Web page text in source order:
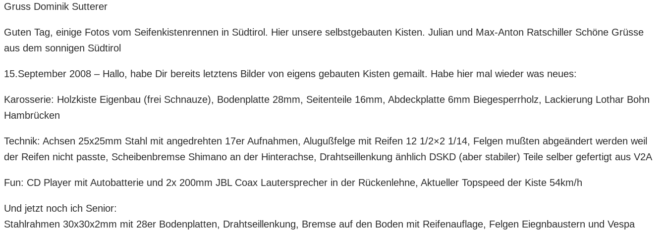
Gruss Dominik Sutterer
Guten Tag, einige Fotos vom Seifenkistenrennen in Südtirol. Hier unsere selbstgebauten Kisten. Julian und Max-Anton Ratschiller Schöne Grüsse
aus dem sonnigen Südtirol
15.September 2008 – Hallo, habe Dir bereits letztens Bilder von eigens gebauten Kisten gemailt. Habe hier mal wieder was neues:
Karosserie: Holzkiste Eigenbau (frei Schnauze), Bodenplatte 28mm, Seitenteile 16mm, Abdeckplatte 6mm Biegesperrholz, Lackierung Lothar Bohn
Hambrücken
Technik: Achsen 25x25mm Stahl mit angedrehten 17er Aufnahmen, Alugußfelge mit Reifen 12 1/2×2 1/14, Felgen mußten abgeändert werden weil
der Reifen nicht passte, Scheibenbremse Shimano an der Hinterachse, Drahtseillenkung änhlich DSKD (aber stabiler) Teile selber gefertigt aus V2A
Fun: CD Player mit Autobatterie und 2x 200mm JBL Coax Lautersprecher in der Rückenlehne, Aktueller Topspeed der Kiste 54km/h
Und jetzt noch ich Senior:
Stahlrahmen 30x30x2mm mit 28er Bodenplatten, Drahtseillenkung, Bremse auf den Boden mit Reifenauflage, Felgen Eiegnbaustern und Vespa